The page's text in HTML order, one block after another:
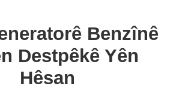
Benzînê
Destpêkê Yên
Hêsan